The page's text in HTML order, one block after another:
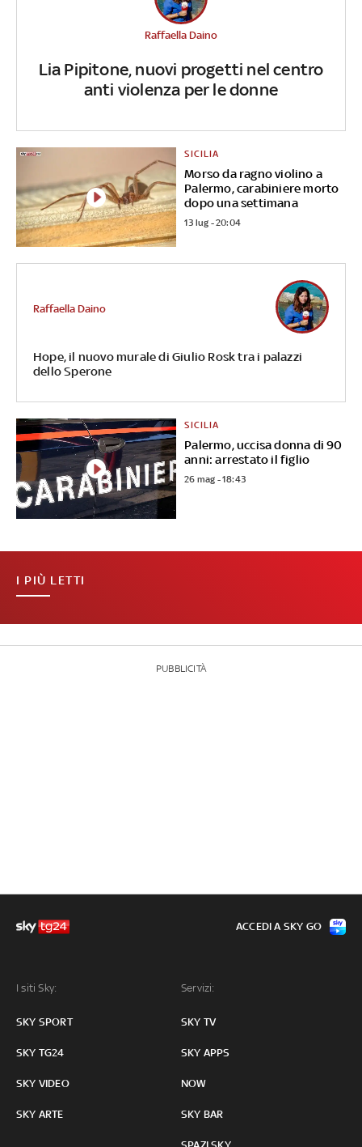
Lia Pipitone, nuovi progetti nel centro
anti violenza per le donne
Raffaella Daino
Morso da ragno violino a
Palermo, carabiniere morto
dopo una settimana
SICILIA
13 lug - 20:04
Hope, il nuovo murale di Giulio Rosk tra i palazzi
dello Sperone
Raffaella Daino
Palermo, uccisa donna di 90
anni: arrestato il figlio
SICILIA
26 mag - 18:43
I PIÙ LETTI
PUBBLICITÀ
I siti Sky:
SKY SPORT
SKY TG24
SKY VIDEO
SKY ARTE
Servizi:
SKY TV
SKY APPS
NOW
SKY BAR
ACCEDI A SKY GO